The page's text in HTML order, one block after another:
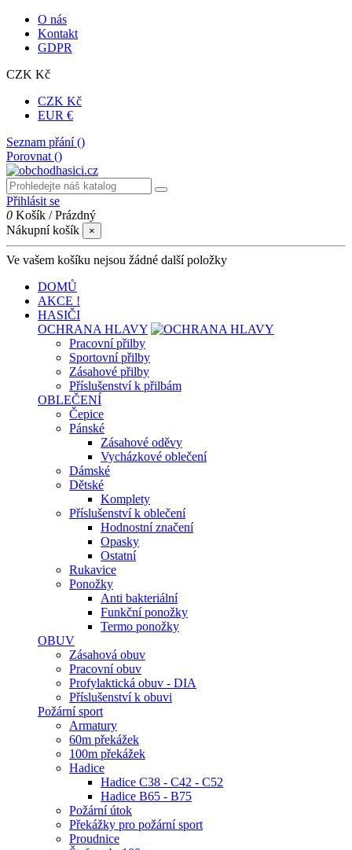
O nás
Kontakt
GDPR
CZK Kč
CZK Kč
EUR €
Seznam přání ()
Porovnat ()
Přihlásit se
0 Košík /Prázdný
Nákupní košík
×
Ve vašem košíku nejsou žádné další položky
DOMŮ
AKCE !
HASIČI
OCHRANA HLAVY
Pracovní přilby
Sportovní přilby
Zásahové přilby
Příslušenství k přilbám
OBLEČENÍ
Čepice
Pánské
Zásahové oděvy
Vycházkové oblečení
Dámské
Dětské
Komplety
Příslušenství k oblečení
Hodnostní značení
Opasky
Ostatní
Rukavice
Ponožky
Anti bakteriální
Funkční ponožky
Termo ponožky
OBUV
Zásahová obuv
Pracovní obuv
Profylaktická obuv - DIA
Příslušenství k obuvi
Požární sport
Armatury
60m překážek
100m překážek
Hadice
Hadice C38 - C42 - C52
Hadice B65 - B75
Požární útok
Překážky pro požární sport
Proudnice